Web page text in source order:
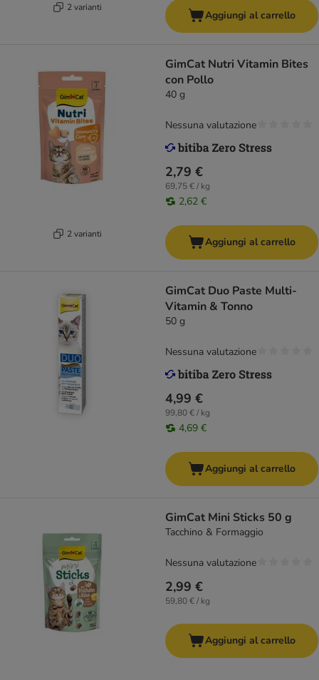
2 varianti
Aggiungi al carrello
2 varianti
GimCat Nutri Vitamin Bites
con Pollo
40 g
2,79 €
69,75 € / kg
2,62 €
Nessuna valutazione
Aggiungi al carrello
GimCat Duo Paste Multi-
Vitamin & Tonno
50 g
4,99 €
99,80 € / kg
4,69 €
Nessuna valutazione
Aggiungi al carrello
GimCat Mini Sticks 50 g
Tacchino & Formaggio
2,99 €
59,80 € / kg
Nessuna valutazione
Aggiungi al carrello